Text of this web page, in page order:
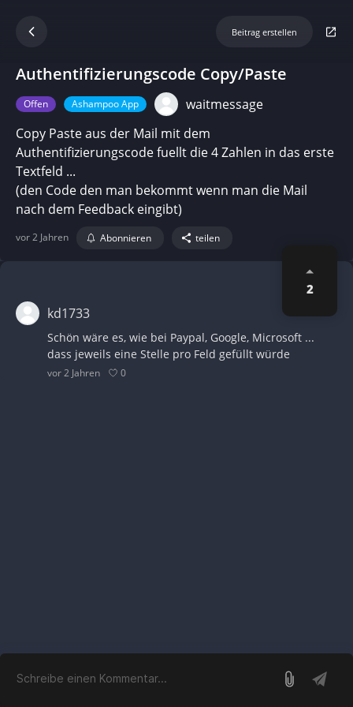
Beitrag erstellen
Authentifizierungscode Copy/Paste
Offen Ashampoo App
waitmessage
Copy Paste aus der Mail mit dem
Authentifizierungscode fuellt die 4 Zahlen in das erste
Textfeld ...
(den Code den man bekommt wenn man die Mail
nach dem Feedback eingibt)
vor 2 Jahren Abonnieren teilen
2
kd1733
Schön wäre es, wie bei Paypal, Google, Microsoft ...
dass jeweils eine Stelle pro Feld gefüllt würde
vor 2 Jahren 0